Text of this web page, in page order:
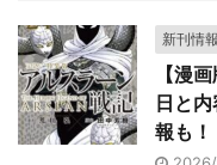
新刊情報
【漫
日と
報も！